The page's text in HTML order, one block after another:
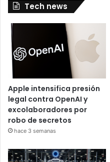
Tech news
Apple intensifica presión
legal contra OpenAI y
excolaboradores por
robo de secretos
hace 3 semanas